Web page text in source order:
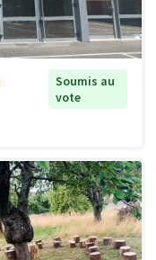
Soumis au
vote